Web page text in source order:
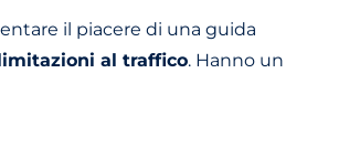
il piacere di una guida
al traffico. Hanno un